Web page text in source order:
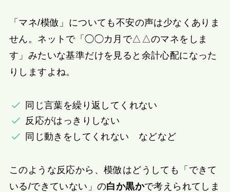
「マネ/模倣」についても不安の声は少なくありま
せん。ネットで「◯◯カ月で△△のマネをしま
す」みたいな基準だけを見ると余計心配になった
りしますよね。
同じ言葉を繰り返してくれない
反応がはっきりしない
同じ動きをしてくれない などなど
このような反応から、模倣はどうしても「できて
いる/できていない」の白か黒かで考えられてしま